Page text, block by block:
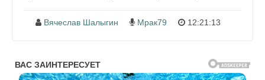
Вячеслав Шалыгин Мрак79 12:21:13